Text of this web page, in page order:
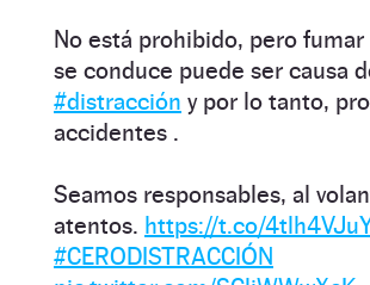
No está prohibido, pero
se conduce puede ser causa
#distracción y por lo tanto,
accidentes .
Seamos responsables, al
atentos. https://t.co/
#CERODISTRACCIÓN